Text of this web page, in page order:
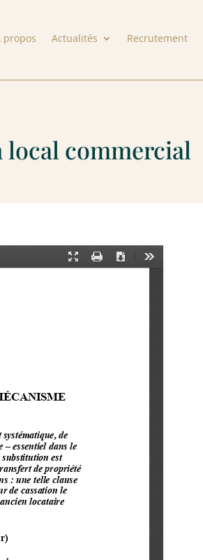
propos Actualités Recrutement
local commercial